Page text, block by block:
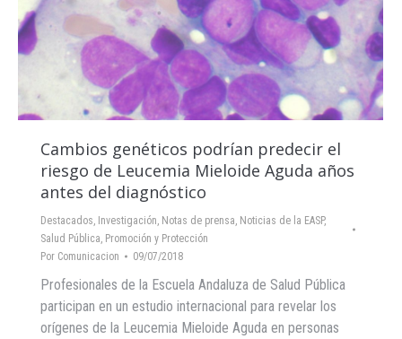
Cambios genéticos podrían predecir el
riesgo de Leucemia Mieloide Aguda años
antes del diagnóstico
Destacados Investigación Notas de prensa Noticias de la EASP,
Salud Pública, Promoción y Protección
Por Comunicacion 09/07/2018
Profesionales de la Escuela Andaluza de Salud Pública
participan en un estudio internacional para revelar los
orígenes de la Leucemia Mieloide Aguda en personas